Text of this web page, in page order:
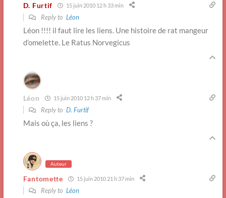
D. Furtif 15 juin 2010 12 h 33 min
Reply to Léon
Léon !!!! il faut lire les liens. Une histoire de rat mangeur
d’omelette. Le Ratus Norvegicus
Léon 15 juin 2010 12 h 37 min
Reply to D. Furtif
Mais où ça, les liens ?
Auteur
Fantomette 15 juin 2010 21 h 37 min
Reply to Léon